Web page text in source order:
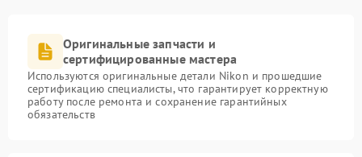
Оригинальные запчасти и
сертифицированные мастера
Используются оригинальные детали Nikon и прошедшие
сертификацию специалисты, что гарантирует корректную
работу после ремонта и сохранение гарантийных
обязательств